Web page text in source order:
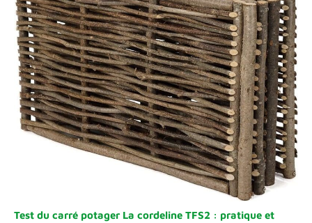
Test du carré potager La cordeline TFS2 : pratique et